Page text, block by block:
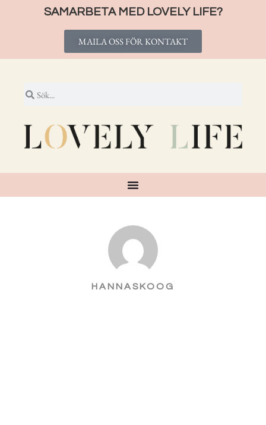
SAMARBETA MED LOVELY LIFE?
MAILA OSS FÖR KONTAKT
HANNASKOOG